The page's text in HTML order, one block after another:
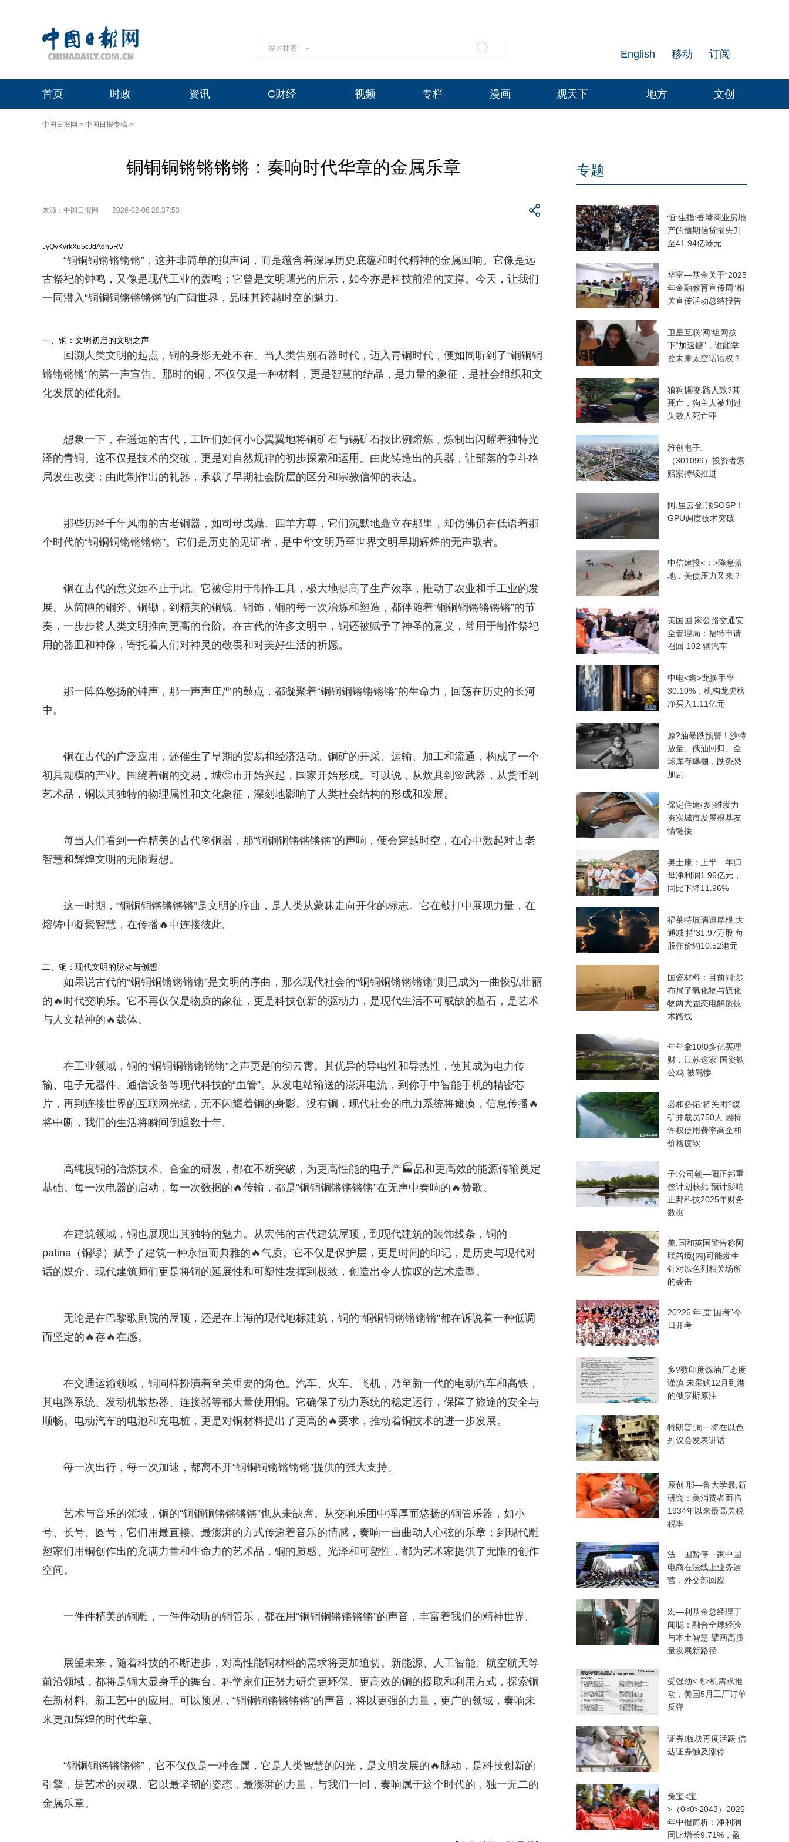
站内搜索 订阅
移动
English
首页 时政 资讯 C财经 视频 专栏 漫画 观天下 地方 文创
中国日报网 > 中国日报专稿 >
铜铜铜锵锵锵锵：奏响时代华章的金属乐章
来源：中国日报网 2026-02-06 20:37:53
JyQvKvrkXu5cJdAdh5RV
“铜铜铜锵锵锵锵”，这并非简单的拟声词，而是蕴含着深厚历史底蕴和时代精神的金属回响。它像是远
古祭祀的钟鸣，又像是现代工业的轰鸣；它曾是文明曙光的启示，如今亦是科技前沿的支撑。今天，让我们
一同潜入“铜铜铜锵锵锵锵”的广阔世界，品味其跨越时空的魅力。
一、铜：文明初启的文明之声
回溯人类文明的起点，铜的身影无处不在。当人类告别石器时代，迈入青铜时代，便如同听到了“铜铜铜
锵锵锵锵”的第一声宣告。那时的铜，不仅仅是一种材料，更是智慧的结晶，是力量的象征，是社会组织和文
化发展的催化剂。
想象一下，在遥远的古代，工匠们如何小心翼翼地将铜矿石与锡矿石按比例熔炼，炼制出闪耀着独特光
泽的青铜。这不仅是技术的突破，更是对自然规律的初步探索和运用。由此铸造出的兵器，让部落的争斗格
局发生改变；由此制作出的礼器，承载了早期社会阶层的区分和宗教信仰的表达。
那些历经千年风雨的古老铜器，如司母戊鼎、四羊方尊，它们沉默地矗立在那里，却仿佛仍在低语着那
个时代的“铜铜铜锵锵锵锵”。它们是历史的见证者，是中华文明乃至世界文明早期辉煌的无声歌者。
铜在古代的意义远不止于此。它被🤔用于制作工具，极大地提高了生产效率，推动了农业和手工业的发
展。从简陋的铜斧、铜锄，到精美的铜镜、铜饰，铜的每一次冶炼和塑造，都伴随着“铜铜铜锵锵锵锵”的节
奏，一步步将人类文明推向更高的台阶。在古代的许多文明中，铜还被赋予了神圣的意义，常用于制作祭祀
用的器皿和神像，寄托着人们对神灵的敬畏和对美好生活的祈愿。
那一阵阵悠扬的钟声，那一声声庄严的鼓点，都凝聚着“铜铜铜锵锵锵锵”的生命力，回荡在历史的长河
中。
铜在古代的广泛应用，还催生了早期的贸易和经济活动。铜矿的开采、运输、加工和流通，构成了一个
初具规模的产业。围绕着铜的交易，城🙂市开始兴起，国家开始形成。可以说，从炊具到🌸武器，从货币到
艺术品，铜以其独特的物理属性和文化象征，深刻地影响了人类社会结构的形成和发展。
每当人们看到一件精美的古代🎯铜器，那“铜铜铜锵锵锵锵”的声响，便会穿越时空，在心中激起对古老
智慧和辉煌文明的无限遐想。
这一时期，“铜铜铜锵锵锵锵”是文明的序曲，是人类从蒙昧走向开化的标志。它在敲打中展现力量，在
熔铸中凝聚智慧，在传播🔥中连接彼此。
二、铜：现代文明的脉动与创想
如果说古代的“铜铜铜锵锵锵锵”是文明的序曲，那么现代社会的“铜铜铜锵锵锵锵”则已成为一曲恢弘壮丽
的🔥时代交响乐。它不再仅仅是物质的象征，更是科技创新的驱动力，是现代生活不可或缺的基石，是艺术
与人文精神的🔥载体。
在工业领域，铜的“铜铜铜锵锵锵锵”之声更是响彻云霄。其优异的导电性和导热性，使其成为电力传
输、电子元器件、通信设备等现代科技的“血管”。从发电站输送的澎湃电流，到你手中智能手机的精密芯
片，再到连接世界的互联网光缆，无不闪耀着铜的身影。没有铜，现代社会的电力系统将瘫痪，信息传播🔥
将中断，我们的生活将瞬间倒退数十年。
高纯度铜的冶炼技术、合金的研发，都在不断突破，为更高性能的电子产🏭品和更高效的能源传输奠定
基础。每一次电器的启动，每一次数据的🔥传输，都是“铜铜铜锵锵锵锵”在无声中奏响的🔥赞歌。
在建筑领域，铜也展现出其独特的魅力。从宏伟的古代建筑屋顶，到现代建筑的装饰线条，铜的
patina（铜绿）赋予了建筑一种永恒而典雅的🔥气质。它不仅是保护层，更是时间的印记，是历史与现代对
话的媒介。现代建筑师们更是将铜的延展性和可塑性发挥到极致，创造出令人惊叹的艺术造型。
无论是在巴黎歌剧院的屋顶，还是在上海的现代地标建筑，铜的“铜铜铜锵锵锵锵”都在诉说着一种低调
而坚定的🔥存🔥在感。
在交通运输领域，铜同样扮演着至关重要的角色。汽车、火车、飞机，乃至新一代的电动汽车和高铁，
其电路系统、发动机散热器、连接器等都大量使用铜。它确保了动力系统的稳定运行，保障了旅途的安全与
顺畅。电动汽车的电池和充电桩，更是对铜材料提出了更高的🔥要求，推动着铜技术的进一步发展。
每一次出行，每一次加速，都离不开“铜铜铜锵锵锵锵”提供的强大支持。
艺术与音乐的领域，铜的“铜铜铜锵锵锵锵”也从未缺席。从交响乐团中浑厚而悠扬的铜管乐器，如小
号、长号、圆号，它们用最直接、最澎湃的方式传递着音乐的情感，奏响一曲曲动人心弦的乐章；到现代雕
塑家们用铜创作出的充满力量和生命力的艺术品，铜的质感、光泽和可塑性，都为艺术家提供了无限的创作
空间。
一件件精美的铜雕，一件件动听的铜管乐，都在用“铜铜铜锵锵锵锵”的声音，丰富着我们的精神世界。
展望未来，随着科技的不断进步，对高性能铜材料的需求将更加迫切。新能源、人工智能、航空航天等
前沿领域，都将是铜大显身手的舞台。科学家们正努力研究更环保、更高效的铜的提取和利用方式，探索铜
在新材料、新工艺中的应用。可以预见，“铜铜铜锵锵锵锵”的声音，将以更强的力量，更广的领域，奏响未
来更加辉煌的时代华章。
“铜铜铜锵锵锵锵”，它不仅仅是一种金属，它是人类智慧的闪光，是文明发展的🔥脉动，是科技创新的
引擎，是艺术的灵魂。它以最坚韧的姿态，最澎湃的力量，与我们一同，奏响属于这个时代的，独一无二的
金属乐章。
专题
恒:生指:香港商业房地
产的预期信贷损失升
至41.94亿港元
华富—基金关于“2025
年金融教育宣传周”相
关宣传活动总结报告
卫星互联‘网’组网按
下“加速键”，谁能掌
控未来太空话语权？
狼狗撕咬.路人致?其
死亡，狗主人被判过
失致人死亡罪
雅创电子.
（301099）投资者索
赔案持续推进
阿,里云登.顶SOSP！
GPU调度技术突破
中信建投<：>降息落
地，美债压力又来？
美国国.家公路交通安
全管理局：福特申请
召回 102 辆汽车
中电<鑫>龙换手率
30.10%，机构龙虎榜
净买入1.11亿元
原?油暴跌预警！沙特
放量、俄油回归、全
球库存爆棚，跌势恐
加剧
保定住建{多}维发力
夯实城市发展根基友
情链接
奥士康：上半—年归
母净利润1.96亿元，
同比下降11.96%
福莱特玻璃遭摩根:大
通减‘持’31.97万股 每
股作价约10.52港元
国瓷材料：目前同;步
布局了氧化物与硫化
物两大固态电解质技
术路线
年年拿10!0多亿买理
财，江苏这家“国资铁
公鸡”被骂惨
必和必拓:将关闭?煤
矿并裁员750人 因特
许权使用费率高企和
价格疲软
子:公司朝—阳正邦重
整计划获批 预计影响
正邦科技2025年财务
数据
美.国和英国警告称阿
联酋境{内}可能发生
针对以色列相关场所
的袭击
20?26‘年’度“国考”今
日开考
多?数印度炼油厂态度
谨慎 未采购12月到港
的俄罗斯原油
特朗普;周一将在以色
列议会发表讲话
原创 耶—鲁大学最,新
研究：美消费者面临
1934年以来最高关税
税率
法—国暂停一家中国
电商在法线上业务运
营，外交部回应
宏—利基金总经理丁
闻聪：融合全球经验
与本土智慧 擘画高质
量发展新路径
受强劲<飞>机需求推
动，美国5月工厂订单
反弹
证券!板块再度活跃 信
达证券触及涨停
兔宝<宝
>（0<0>2043）2025
年中报简析：净利润
同比增长9.71%，盈